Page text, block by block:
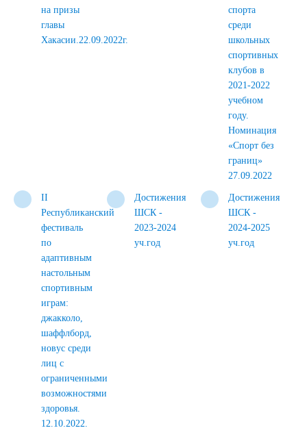
на призы
главы
Хакасии.22.09.2022г.
спорта
среди
школьных
спортивных
клубов в
2021-2022
учебном
году.
Номинация
«Спорт без
границ»
27.09.2022
II
Республиканский
фестиваль
по
адаптивным
настольным
спортивным
играм:
джакколо,
шаффлборд,
новус среди
лиц с
ограниченными
возможностями
здоровья.
12.10.2022.
Достижения
ШСК -
2023-2024
уч.год
Достижения
ШСК -
2024-2025
уч.год